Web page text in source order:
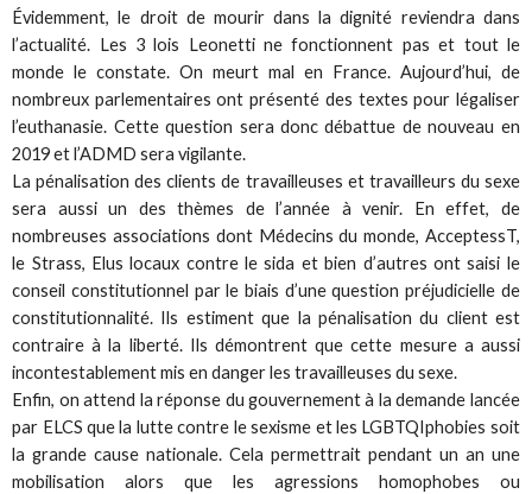
Évidemment, le droit de mourir dans la dignité reviendra dans
l’actualité. Les 3 lois Leonetti ne fonctionnent pas et tout le
monde le constate. On meurt mal en France. Aujourd’hui, de
nombreux parlementaires ont présenté des textes pour légaliser
l’euthanasie. Cette question sera donc débattue de nouveau en
2019 et l’ADMD sera vigilante.
La pénalisation des clients de travailleuses et travailleurs du sexe
sera aussi un des thèmes de l’année à venir. En effet, de
nombreuses associations dont Médecins du monde, AcceptessT,
le Strass, Elus locaux contre le sida et bien d’autres ont saisi le
conseil constitutionnel par le biais d’une question préjudicielle de
constitutionnalité. Ils estiment que la pénalisation du client est
contraire à la liberté. Ils démontrent que cette mesure a aussi
incontestablement mis en danger les travailleuses du sexe.
Enfin, on attend la réponse du gouvernement à la demande lancée
par ELCS que la lutte contre le sexisme et les LGBTQIphobies soit
la grande cause nationale. Cela permettrait pendant un an une
mobilisation alors que les agressions homophobes ou